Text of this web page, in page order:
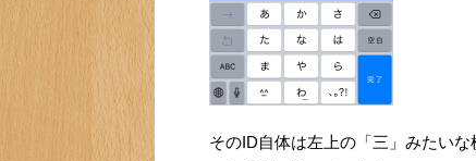
そのID自体は左上の「三」みたい